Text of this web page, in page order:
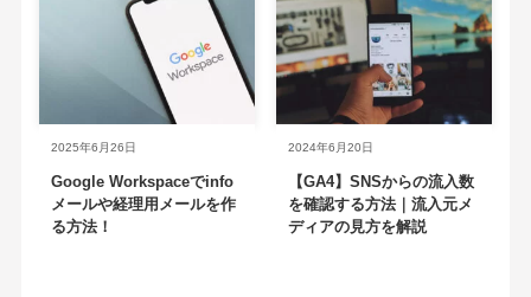
Google Workspaceでinfo
メールや経理用メールを作
る方法！
2025年6月26日
【GA4】SNSからの流入数
を確認する方法｜流入元メ
ディアの見方を解説
2024年6月20日